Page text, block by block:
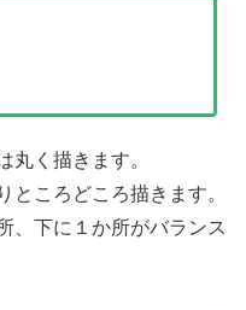
丸く描きます。
ところどころ描きます。
、下に１か所がバランス